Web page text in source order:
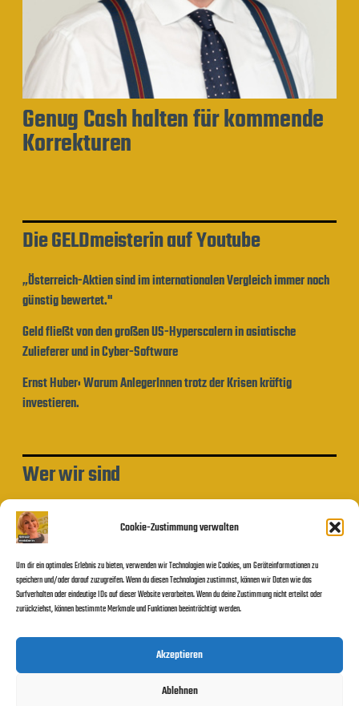
Cookie-Zustimmung verwalten
Um dir ein optimales Erlebnis zu bieten, verwenden wir Technologien wie Cookies, um Geräteinformationen zu
speichern und/oder darauf zuzugreifen. Wenn du diesen Technologien zustimmst, können wir Daten wie das
Surfverhalten oder eindeutige IDs auf dieser Website verarbeiten. Wenn du deine Zustimmung nicht erteilst oder
zurückziehst, können bestimmte Merkmale und Funktionen beeinträchtigt werden.
Akzeptieren
Ablehnen
Genug Cash halten für kommende
Korrekturen
Die GELDmeisterin auf Youtube
„Österreich-Aktien sind im internationalen Vergleich immer noch
günstig bewertet."
Geld fließt von den großen US-Hyperscalern in asiatische
Zulieferer und in Cyber-Software
Ernst Huber: Warum AnlegerInnen trotz der Krisen kräftig
investieren.
Wer wir sind
Impressum und Datenschutzerklärung
Beitragssuche
Suchen